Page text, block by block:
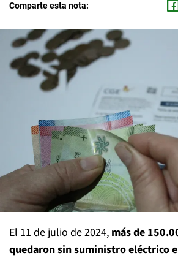
Comparte esta nota:
El 11 de julio de 2024, más de
quedaron sin suministro eléctrico